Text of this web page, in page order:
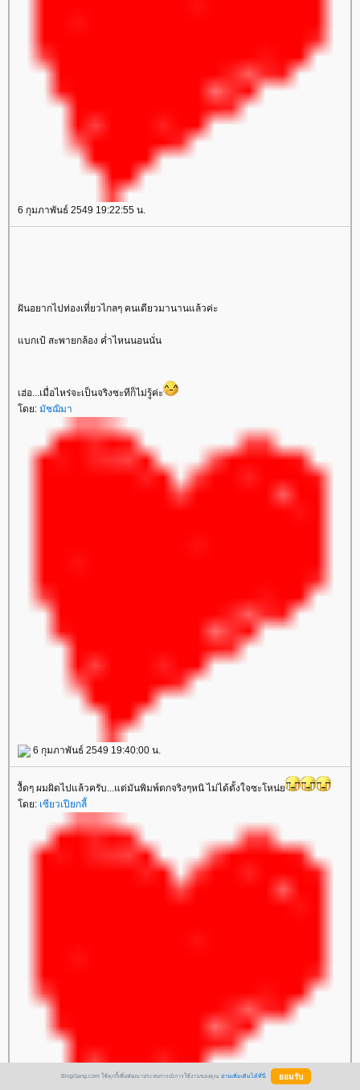
6 กุมภาพันธ์ 2549 19:22:55 น.
ฝันอยากไปท่องเที่ยวไกลๆ คนเดียวมานานแล้วค่ะ
บกเป้ สะพายกล้อง ค่ำไหนนอนนั่น
เฮ่อ...เมื่อไหร่จะเป็นจริงซะทีก็ไม่รู้ค่ะ
ดย: มัชฌิมา
6 กุมภาพันธ์ 2549 19:40:00 น.
งื้ดๆ ผมผิดไปแล้วครับ...แต่มันพิมพ์ตกจริงๆหนิ ไม่ได้ตั้งใจซะโหน่
ดย: เซียวเปียกลี้
BlogGang.com ใช้คุกกี้เพื่อพัฒนาประสบการณ์การใช้งานของคุณ อ่านเพิ่มเติมได้ที่นี่